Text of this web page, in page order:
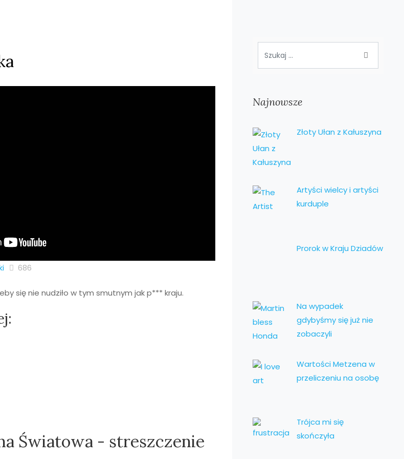
686
się nie nudziło w tym smutnym jak p*** kraju.
Światowa - streszczenie
Najnowsze
Złoty Ułan z Kałuszyna
Artyści wielcy i artyści
kurduple
Prorok w Kraju Dziadów
Na wypadek
gdybyśmy się już nie
zobaczyli
Wartości Metzena w
przeliczeniu na osobę
Trójca mi się
skończyła